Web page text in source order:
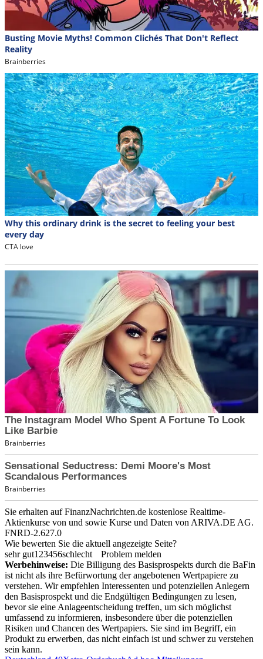
Sie erhalten auf FinanzNachrichten.de kostenlose Realtime-
Aktienkurse von und sowie Kurse und Daten von ARIVA.DE AG.
FNRD-2.627.0
Wie bewerten Sie die aktuell angezeigte Seite?
sehr gut1 23456schlecht
Problem melden
Werbehinweise: Die Billigung des Basisprospekts durch die BaFin
ist nicht als ihre Befürwortung der angebotenen Wertpapiere zu
verstehen. Wir empfehlen Interessenten und potenziellen Anlegern
den Basisprospekt und die Endgültigen Bedingungen zu lesen,
bevor sie eine Anlageentscheidung treffen, um sich möglichst
umfassend zu informieren, insbesondere über die potenziellen
Risiken und Chancen des Wertpapiers. Sie sind im Begriff, ein
Produkt zu erwerben, das nicht einfach ist und schwer zu verstehen
sein kann.